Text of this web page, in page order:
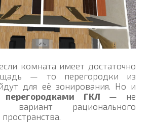
комната имеет достаточно
— то перегородки из
для её зонирования. Но и
перегородками ГКЛ — не
вариант рационального